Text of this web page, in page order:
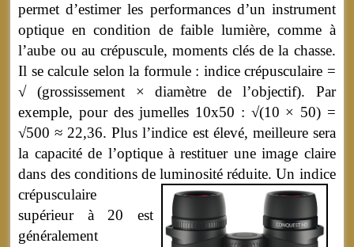
permet d’estimer les performances d’un instrument
optique en condition de faible lumière, comme à
l’aube ou au crépuscule, moments clés de la chasse.
Il se calcule selon la formule : indice crépusculaire =
√ (grossissement × diamètre de l’objectif). Par
exemple, pour des jumelles 10x50 : √(10 × 50) =
√500 ≈ 22,36. Plus l’indice est élevé, meilleure sera
la capacité de l’optique à restituer une image claire
dans des conditions de luminosité réduite.Un indice
crépusculaire
supérieur à 20 est
généralement